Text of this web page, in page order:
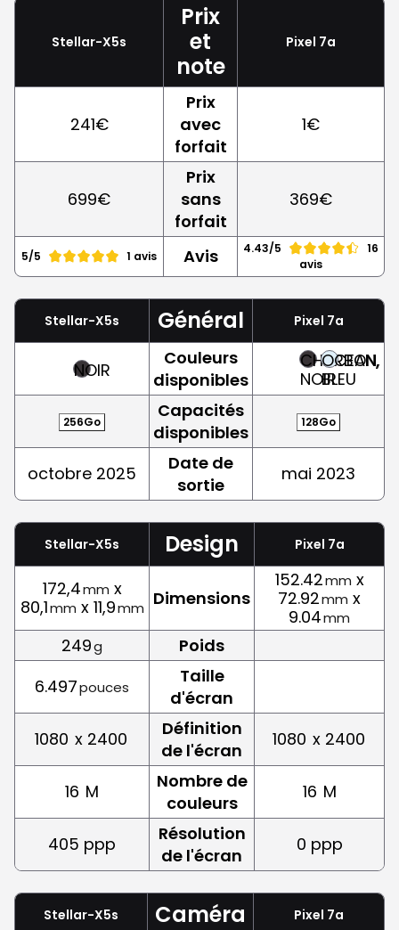
Stellar-X5s
Prix
et
note
Pixel 7a
241€
Prix
avec
forfait
1€
699€
Prix
sans
forfait
369€
5/5 1 avis Avis 4.43/5
16
avis
Stellar-X5s Général Pixel 7a
NOIR
Couleurs
disponibles
CHARBON,
NOIR
OCEAN,
BLEU
256Go
Capacités
disponibles
128Go
octobre 2025
Date de
sortie
mai 2023
Stellar-X5s Design Pixel 7a
172,4mm x
80,1mm x 11,9mm Dimensions
152.42mm x
72.92mm x
9.04mm
249g
Poids
6.497pouces
Taille
d'écran
1080 x 2400
Définition
de l'écran
1080 x 2400
16 M
Nombre de
couleurs
16 M
405 ppp
Résolution
de l'écran
0 ppp
Stellar-X5s Caméra Pixel 7a